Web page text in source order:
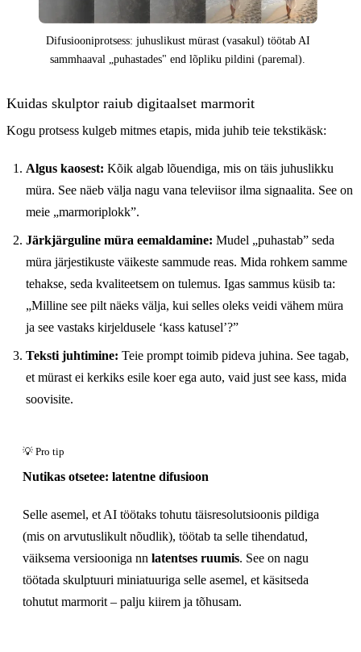
Difusiooniprotsess: juhuslikust mürast (vasakul) töötab AI
sammhaaval „puhastades" end lõpliku pildini (paremal).
Kuidas skulptor raiub digitaalset marmorit
Kogu protsess kulgeb mitmes etapis, mida juhib teie tekstikäsk:
Algus kaosest: Kõik algab lõuendiga, mis on täis juhuslikku
müra. See näeb välja nagu vana televiisor ilma signaalita. See on
meie „marmoriplokk”.
Järkjärguline müra eemaldamine: Mudel „puhastab” seda
müra järjestikuste väikeste sammude reas. Mida rohkem samme
tehakse, seda kvaliteetsem on tulemus. Igas sammus küsib ta:
„Milline see pilt näeks välja, kui selles oleks veidi vähem müra
ja see vastaks kirjeldusele ‘kass katusel’?”
Teksti juhtimine: Teie prompt toimib pideva juhina. See tagab,
et mürast ei kerkiks esile koer ega auto, vaid just see kass, mida
soovisite.
Nutikas otsetee: latentne difusioon
Selle asemel, et AI töötaks tohutu täisresolutsioonis pildiga
(mis on arvutuslikult nõudlik), töötab ta selle tihendatud,
väiksema versiooniga nn latentses ruumis. See on nagu
töötada skulptuuri miniatuuriga selle asemel, et käsitseda
tohutut marmorit – palju kiirem ja tõhusam.